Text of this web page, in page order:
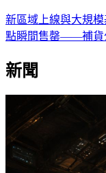
新區域上線與大規模
點瞬間售罄——補貨
新聞